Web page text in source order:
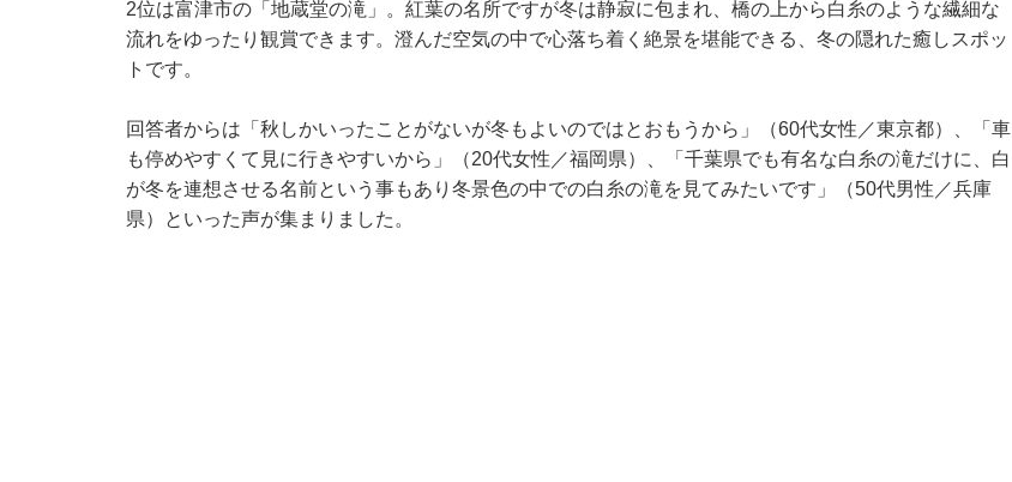
2位は富津市の「地蔵堂の滝」。紅葉の名所ですが冬は静寂に包まれ、橋の上から白糸のような繊細な
流れをゆったり観賞できます。澄んだ空気の中で心落ち着く絶景を堪能できる、冬の隠れた癒しスポッ
トです。
回答者からは「秋しかいったことがないが冬もよいのではとおもうから」（60代女性／東京都）、「車
も停めやすくて見に行きやすいから」（20代女性／福岡県）、「千葉県でも有名な白糸の滝だけに、白
が冬を連想させる名前という事もあり冬景色の中での白糸の滝を見てみたいです」（50代男性／兵庫
県）といった声が集まりました。